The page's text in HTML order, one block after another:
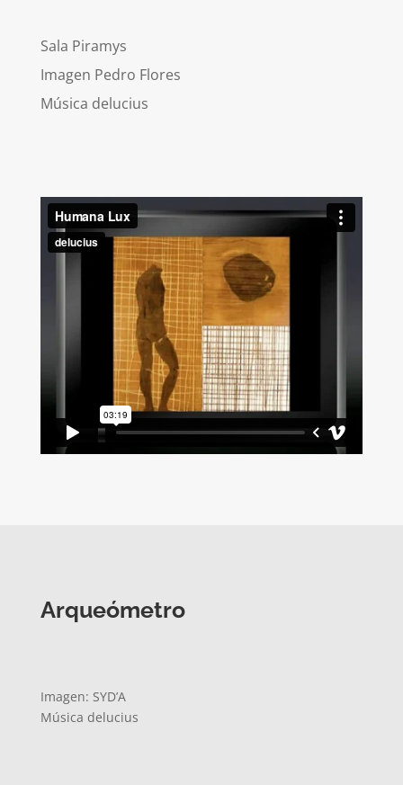
Sala Piramys
Imagen Pedro Flores
Música delucius
Arqueómetro
Imagen: SYD’A
Música delucius